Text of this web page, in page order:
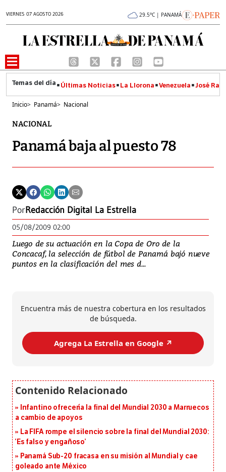
VIERNES 07 AGOSTO 2026 29.5°C | PANAMÁ
Últimas Noticias La Llorona Venezuela José
Inicio> Panamá> Nacional
NACIONAL
Panamá baja al puesto 78
PorRedacción Digital La Estrella
05/08/2009 02:00
Luego de su actuación en la Copa de Oro de la
Concacaf, la selección de fútbol de Panamá bajó nueve
puntos en la clasificación del mes d...
Encuentra más de nuestra cobertura en los resultados
de búsqueda.
Agrega La Estrella en Google ↗️
Infantino ofrecería la final del Mundial 2030 a Marruecos
a cambio de apoyos
La FIFA rompe el silencio sobre la final del Mundial 2030:
‘Es falso y engañoso’
Panamá Sub-20 fracasa en su misión al Mundial y cae
goleado ante México